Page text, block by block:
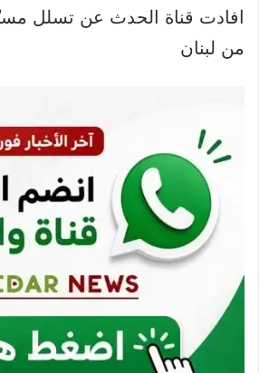
افادت قناة الحدث عن تسلل
من ⁧‫لبنان‬⁩